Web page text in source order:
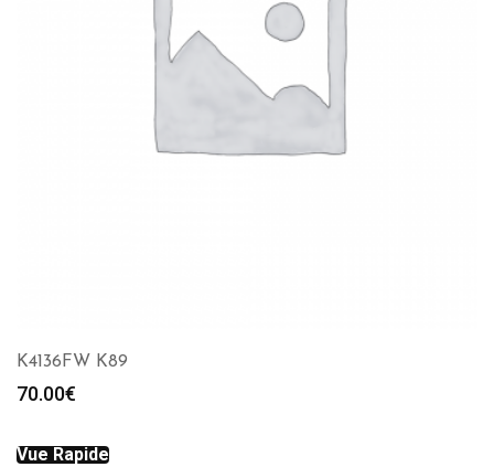
K4136FW K89
70.00€
Vue Rapide